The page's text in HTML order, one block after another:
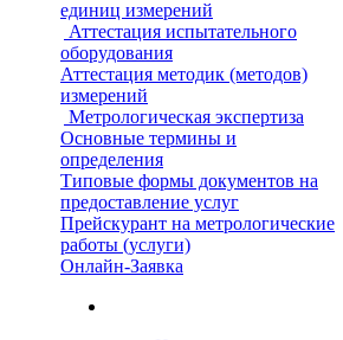
единиц измерений
Аттестация испытательного
оборудования
Аттестация методик (методов)
измерений
Метрологическая экспертиза
Основные термины и
определения
Типовые формы документов на
предоставление услуг
Прейскурант на метрологические
работы (услуги)
Онлайн-Заявка